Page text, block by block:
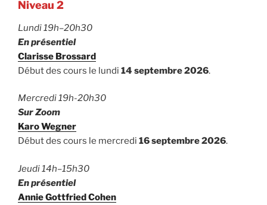
Niveau 2
Lundi 19h–20h30
En présentiel
Clarisse Brossard
Début des cours le lundi 14 septembre 2026.
Mercredi 19h-20h30
Sur Zoom
Karo Wegner
Début des cours le mercredi 16 septembre 2026.
Jeudi 14h–15h30
En présentiel
Annie Gottfried Cohen